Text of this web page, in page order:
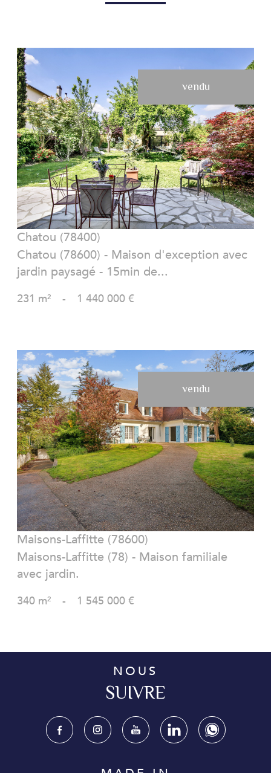
vendu
VOIR LE BIEN
Chatou (78400)
Chatou (78600) - Maison d'exception avec
jardin paysagé - 15min de...
231 m² - 1 440 000 €
vendu
VOIR LE BIEN
Maisons-Laffitte (78600)
Maisons-Laffitte (78) - Maison familiale
avec jardin.
340 m² - 1 545 000 €
NOUS
SUIVRE